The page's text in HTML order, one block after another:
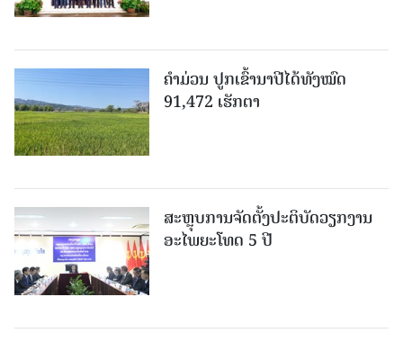
ຄໍາມ່ວນ ປູກເຂົ້ານາປີໄດ້ທັງໝົດ
91,472 ເຮັກຕາ
ສະຫຼຸບການຈັດຕັ້ງປະຕິບັດວຽກງານ
ອະໄພຍະໂທດ 5 ປີ